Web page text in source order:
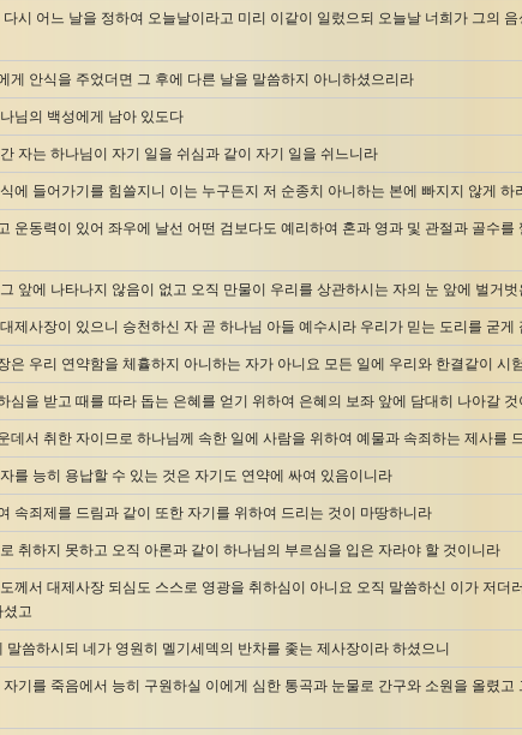
시 어느 날을 정하여 오늘날이라고 미리 이같이 일렀으되 오늘날 너희가 그의
게 안식을 주었더면 그 후에 다른 날을 말씀하지 아니하셨으리라
님의 백성에게 남아 있도다
자는 하나님이 자기 일을 쉬심과 같이 자기 일을 쉬느니라
에 들어가기를 힘쓸지니 이는 누구든지 저 순종치 아니하는 본에 빠지지 않게 하
운동력이 있어 좌우에 날선 어떤 검보다도 예리하여 혼과 영과 및 관절과 골수를
앞에 나타나지 않음이 없고 오직 만물이 우리를 상관하시는 자의 눈 앞에 벌거
제사장이 있으니 승천하신 자 곧 하나님 아들 예수시라 우리가 믿는 도리를 굳게
은 우리 연약함을 체휼하지 아니하는 자가 아니요 모든 일에 우리와 한결같이 시
심을 받고 때를 따라 돕는 은혜를 얻기 위하여 은혜의 보좌 앞에 담대히 나아갈
데서 취한 자이므로 하나님께 속한 일에 사람을 위하여 예물과 속죄하는 제사를
를 능히 용납할 수 있는 것은 자기도 연약에 싸여 있음이니라
속죄제를 드림과 같이 또한 자기를 위하여 드리는 것이 마땅하니라
취하지 못하고 오직 아론과 같이 하나님의 부르심을 입은 자라야 할 것이니라
께서 대제사장 되심도 스스로 영광을 취하심이 아니요 오직 말씀하신 이가 저더
셨고
말씀하시되 네가 영원히 멜기세덱의 반차를 좇는 제사장이라 하셨으니
기를 죽음에서 능히 구원하실 이에게 심한 통곡과 눈물로 간구와 소원을 올렸고